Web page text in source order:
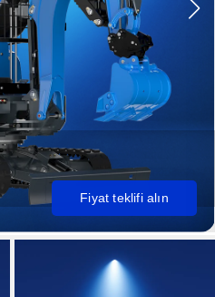
Fiyat teklifi alın